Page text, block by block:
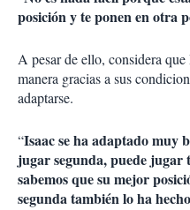
posición y te ponen en otra
A pesar de ello, considera
manera gracias a sus
adaptarse.
“Isaac se ha adaptado muy
jugar segunda, puede jugar
sabemos que su mejor
segunda también lo ha